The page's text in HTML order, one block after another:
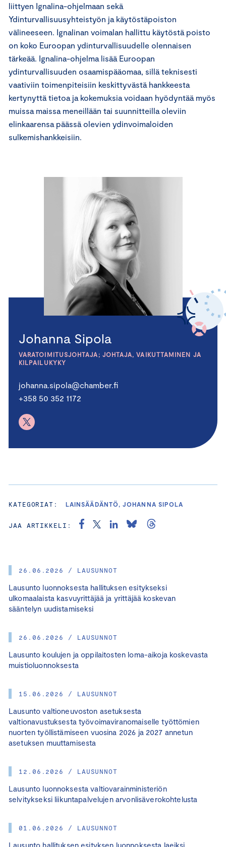
26.06.2026 / LAUSUNNOT
Lausunto luonnoksesta hallituksen esitykseksi
ulkomaalaista kasvuyrittäjää ja yrittäjää koskevan
sääntelyn uudistamiseksi
26.06.2026 / LAUSUNNOT
Lausunto koulujen ja oppilaitosten loma-aikoja koskevasta
muistioluonnoksesta
15.06.2026 / LAUSUNNOT
Lausunto valtioneuvoston asetuksesta
valtionavustuksesta työvoimaviranomaiselle työttömien
nuorten työllistämiseen vuosina 2026 ja 2027 annetun
asetuksen muuttamisesta
12.06.2026 / LAUSUNNOT
Lausunto luonnoksesta valtiovarainministeriön
selvitykseksi liikuntapalvelujen arvonlisäverokohtelusta
01.06.2026 / LAUSUNNOT
Lausunto hallituksen esityksen luonnoksesta laeiksi
liittyen Ignalina-ohjelmaan sekä
Ydinturvallisuusyhteistyön ja käytöstäpoiston
välineeseen. Ignalinan voimalan hallittu käytöstä poisto
on koko Euroopan ydinturvallisuudelle olennaisen
tärkeää. Ignalina-ohjelma lisää Euroopan
ydinturvallisuuden osaamispääomaa, sillä teknisesti
vaativiin toimenpiteisiin keskittyvästä hankkeesta
kertynyttä tietoa ja kokemuksia voidaan hyödyntää myös
muissa maissa meneillään tai suunnitteilla oleviin
elinkaarensa päässä olevien ydinvoimaloiden
sulkemishankkeisiin.
Johanna Sipola
VARATOIMITUSJOHTAJA; JOHTAJA, VAIKUTTAMINEN JA
KILPAILUKYKY
johanna.sipola@chamber.fi
+358 50 352 1172
KATEGORIAT: LAINSÄÄDÄNTÖ, JOHANNA SIPOLA
JAA ARTIKKELI: